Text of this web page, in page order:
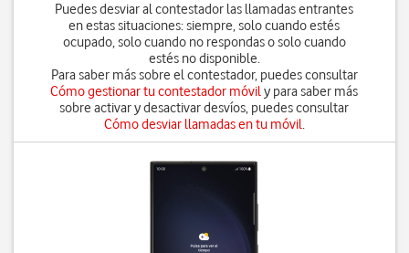
Puedes desviar al contestador las llamadas entrantes
en estas situaciones: siempre, solo cuando estés
ocupado, solo cuando no respondas o solo cuando
estés no disponible.
Para saber más sobre el contestador, puedes consultar
Cómo gestionar tu contestador móvily para saber más
sobre activar y desactivar desvíos, puedes consultar
Cómo desviar llamadas en tu móvil.